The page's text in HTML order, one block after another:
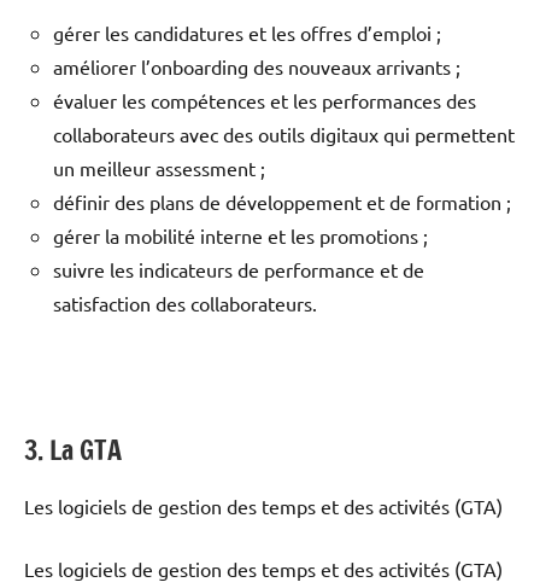
gérer les candidatures et les offres d’emploi ;
améliorer l’onboarding des nouveaux arrivants ;
évaluer les compétences et les performances des
collaborateurs avec des outils digitaux qui permettent
un meilleur assessment ;
définir des plans de développement et de formation ;
gérer la mobilité interne et les promotions ;
suivre les indicateurs de performance et de
satisfaction des collaborateurs.
3. La GTA
Les logiciels de gestion des temps et des activités (GTA)
Les logiciels de gestion des temps et des activités (GTA)